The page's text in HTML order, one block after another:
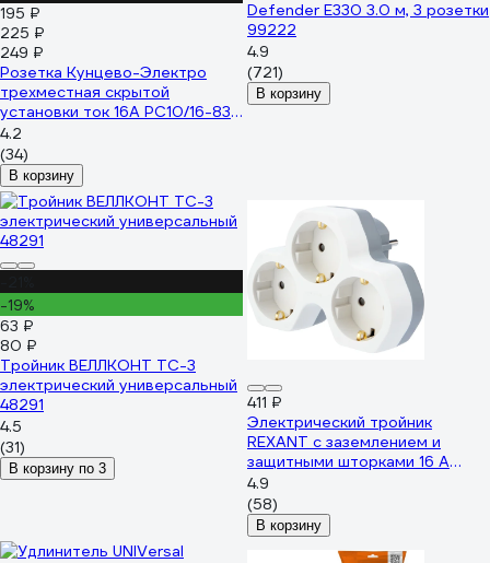
195 ₽
225 ₽
249 ₽
Розетка Кунцево-Электро
трехместная скрытой
установки ток 16А РС10/16-835
5929
4.2
(34)
В корзину
Defender E330 3.0 м, 3 розетки
99222
4.9
(721)
В корзину
-19%
63 ₽
80 ₽
Тройник ВЕЛЛКОНТ ТС-3
электрический универсальный
48291
4.5
(31)
В корзину по 3
411 ₽
Электрический тройник
REXANT с заземлением и
защитными шторками 16 А
белый 11-1088
4.9
(58)
В корзину